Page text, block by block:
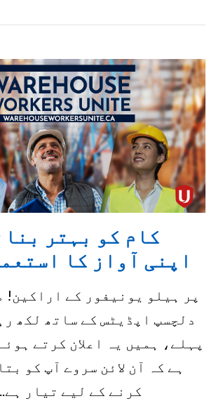
کام کو بہتر
اپنی آواز کا
دلچسپ اپڈیٹس کے ساتھ لکھ
پہلے، ہمیں یہ اعلان کرتے
ہے کہ آن لائن سروے آپ کو
کرنے کے لیے تیار